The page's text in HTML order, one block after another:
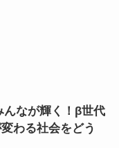
んなが輝く！β世代
わる社会をどう